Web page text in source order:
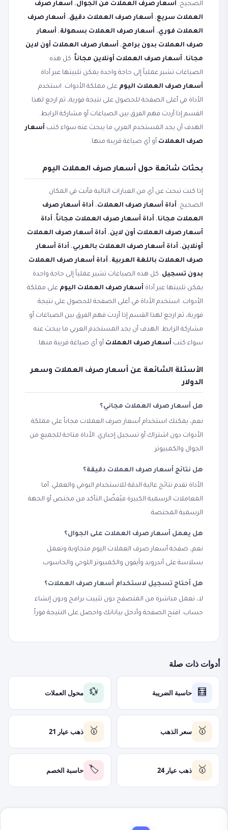
الصحيح: أسعار صرف العملات من الجوال، أسعار صرف
العملات سريع، أسعار صرف العملات دقيق، أسعار صرف
العملات فوري، أسعار صرف العملات بسهولة، أسعار
صرف العملات بدون برامج، أسعار صرف العملات أون لاين
مجانا، أسعار صرف العملات أونلاين مجاناً. كل هذه
الصياغات تشير عملياً إلى حاجة واحدة يمكن تلبيتها عبر أداة
أسعار صرف العملات اليوم على مملكة الأدوات. استخدم
الأداة في أعلى الصفحة للحصول على نتيجة فورية، ثم ارجع لهذا
القسم إذا أردت فهم الفرق بين الصياغات أو مشاركة الرابط.
الهدف أن يجد المستخدم العربي ما يبحث عنه سواء كتب أسعار
صرف العملات أو أي صياغة قريبة منها.
بحثات شائعة حول أسعار صرف العملات اليوم
إذا كنت تبحث عن أي من العبارات التالية فأنت في المكان
الصحيح: أداة أسعار صرف العملات، أداة أسعار صرف
العملات مجانا، أداة أسعار صرف العملات مجاناً، أداة
أسعار صرف العملات أون لاين، أداة أسعار صرف العملات
أونلاين، أداة أسعار صرف العملات بالعربي، أداة أسعار
صرف العملات باللغة العربية، أداة أسعار صرف العملات
بدون تسجيل. كل هذه الصياغات تشير عملياً إلى حاجة واحدة
يمكن تلبيتها عبر أداة أسعار صرف العملات اليوم على مملكة
الأدوات. استخدم الأداة في أعلى الصفحة للحصول على نتيجة
فورية، ثم ارجع لهذا القسم إذا أردت فهم الفرق بين الصياغات أو
مشاركة الرابط. الهدف أن يجد المستخدم العربي ما يبحث عنه
سواء كتب أسعار صرف العملات أو أي صياغة قريبة منها.
الأسئلة الشائعة عن أسعار صرف العملات وسعر
الدولار
هل أسعار صرف العملات مجاني؟
نعم، يمكنك استخدام أسعار صرف العملات مجاناً على مملكة
الأدوات دون اشتراك أو تسجيل إجباري. الأداة متاحة للجميع من
الجوال والكمبيوتر.
هل نتائج أسعار صرف العملات دقيقة؟
الأداة تقدم نتائج عالية الدقة للاستخدام اليومي والعملي. أما
المعاملات الرسمية الكبيرة فيُفضّل التأكد من مختص أو الجهة
الرسمية المختصة.
هل يعمل أسعار صرف العملات على الجوال؟
نعم، صفحة أسعار صرف العملات اليوم متجاوبة وتعمل
بسلاسة على أندرويد وآيفون والكمبيوتر اللوحي والحاسوب.
هل أحتاج تسجيل لاستخدام أسعار صرف العملات؟
لا، تعمل مباشرة من المتصفح دون تثبيت برامج ودون إنشاء
حساب. افتح الصفحة وأدخل بياناتك واحصل على النتيجة فوراً.
أدوات ذات صلة
🧮 حاسبة الضريبة 💱 محول العملات
🥇 سعر الذهب 🥇 ذهب عيار 21
🥇 ذهب عيار 24 🏷️ حاسبة الخصم